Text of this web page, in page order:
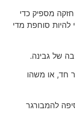
מספיק כדי
סוחפת מדי
של גבינה.
חד, או משהו
להמבורגר